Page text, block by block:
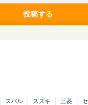
投稿する
スバル スズキ 三菱